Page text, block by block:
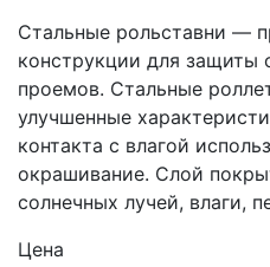
Стальные рольставни —
конструкции для защиты
проемов. Стальные
улучшенные
контакта с влагой
окрашивание. Слой
солнечных лучей, влаги,
Цена